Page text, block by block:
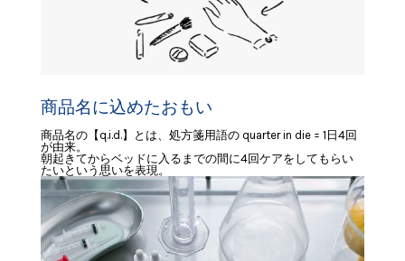
商品名に込めたおもい
商品名の【q.i.d.】とは、処方箋用語の quarter in die = 1日4回
が由来。
朝起きてからベッドに入るまでの間に4回ケアをしてもらい
たいという思いを表現。